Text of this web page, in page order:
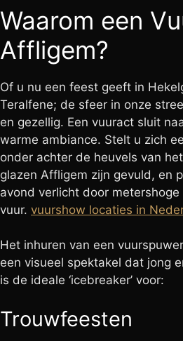
Waarom een
Affligem?
Of u nu een feest geeft in
Teralfene; de sfeer in onze
en gezellig. Een vuuract sluit
warme ambiance. Stelt u zich
onder achter de heuvels van
glazen Affligem zijn gevuld, en
avond verlicht door
vuur. vuurshow locaties in
Het inhuren van een
een visueel spektakel dat jong
is de ideale ‘icebreaker’ voor:
Trouwfeesten